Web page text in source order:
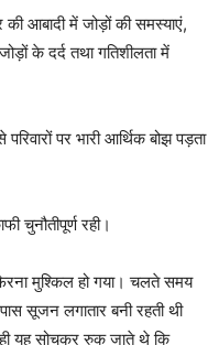
आबादी में जोड़ों की समस्याएं,
के दर्द तथा गतिशीलता में
पर भारी आर्थिक बोझ पड़ता
चुनौतीपूर्ण रही।
मुश्किल हो गया। चलते समय
सूजन लगातार बनी रहती थी
यह सोचकर रुक जाते थे कि